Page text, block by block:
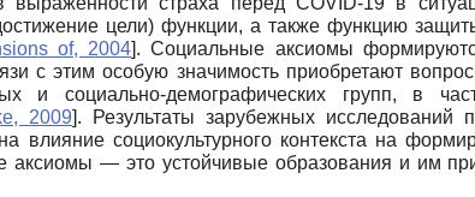
цели) функции, а также функцию
of, 2004]. Социальные аксиомы
с этим особую значимость приобретают
и социально-демографических групп, в
2009]. Результаты зарубежных исследований
влияние социокультурного контекста на
аксиомы — это устойчивые образования и им